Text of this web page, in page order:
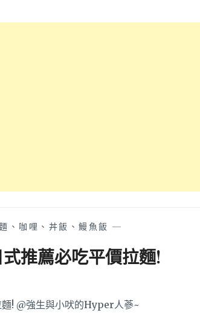
、咖哩、丼飯、鰻魚飯 —
推薦必吃平價拉麵!